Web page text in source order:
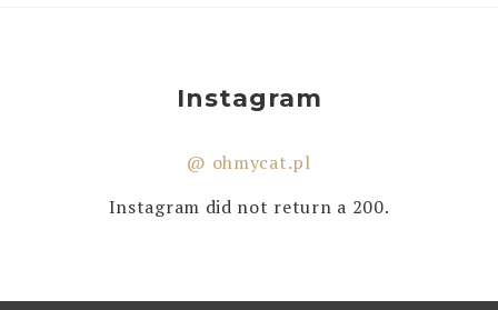
Instagram
@ ohmycat.pl
Instagram did not return a 200.